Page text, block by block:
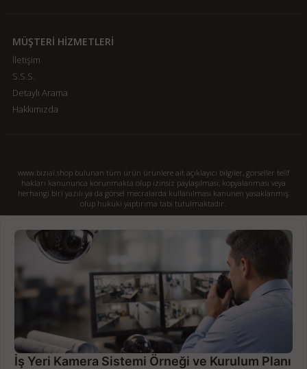
MÜŞTERİ HİZMETLERİ
İletişim
S.S.S.
Detaylı Arama
Hakkımızda
www.bizial.shop bulunan tüm ürün ürünlere ait açıklayıcı bilgiler, görseller telif
hakları kanununca korunmakta olup izinsiz paylaşılması, kopyalanması veya
herhangi biri yazılı ya da görsel mecralarda kullanılması kanunen yasaklanmış
olup hukuki yaptırıma tabi tutulmaktadır.
İş Yeri Kamera Sistemi Örneği ve Kurulum Planı